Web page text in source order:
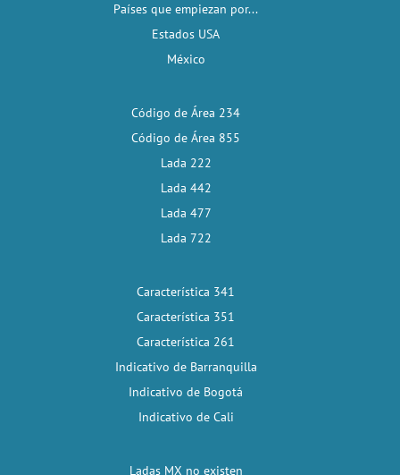
Países que empiezan por...
Estados USA
México
Código de Área 234
Código de Área 855
Lada 222
Lada 442
Lada 477
Lada 722
Característica 341
Característica 351
Característica 261
Indicativo de Barranquilla
Indicativo de Bogotá
Indicativo de Cali
Ladas MX no existen